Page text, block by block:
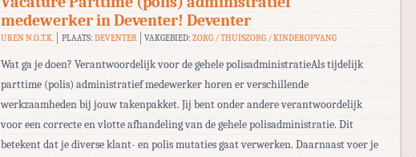
medewerker in Deventer! Deventer
UREN N.O.T.K. PLAATS: DEVENTER VAKGEBIED:ZORG / THUISZORG / KINDEROPVANG
Wat ga je doen? Verantwoordelijk voor de gehele polisadministratieAls tijdelijk
parttime (polis) administratief medewerker horen er verschillende
werkzaamheden bij jouw takenpakket. Jij bent onder andere verantwoordelijk
voor een correcte en vlotte afhandeling van de gehele polisadministratie. Dit
betekent dat je diverse klant- en polis mutaties gaat verwerken. Daarnaast voer je